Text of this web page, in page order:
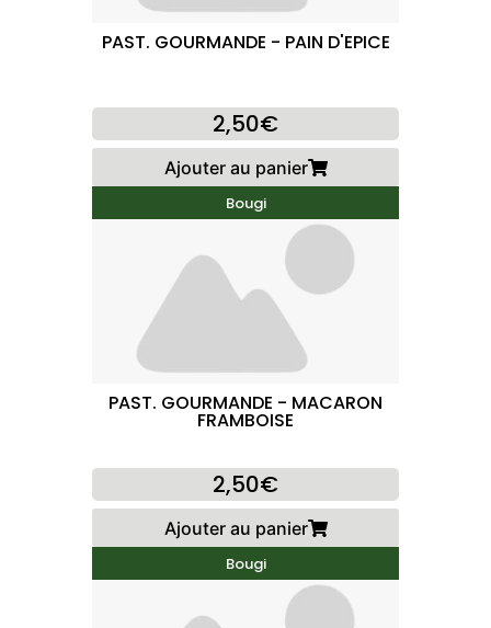
PAST. GOURMANDE - PAIN D'EPICE
2,50€
Ajouter au panier
Bougi
PAST. GOURMANDE - MACARON
FRAMBOISE
2,50€
Ajouter au panier
Bougi